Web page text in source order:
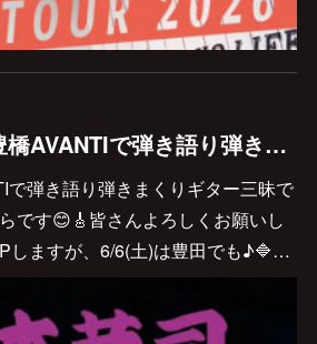
2026/6/7(日)は豊橋AVANTIで弾き語り弾きまくりギター三昧♪
で弾き語り弾きまくりギター三昧で
です😊🎸皆さんよろしくお願いし
しますが、6/6(土)は豊田でも♪🔷…